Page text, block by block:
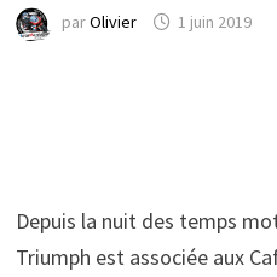
parOlivier 1 juin 2019
Depuis la nuit des temps
Triumph est associée aux